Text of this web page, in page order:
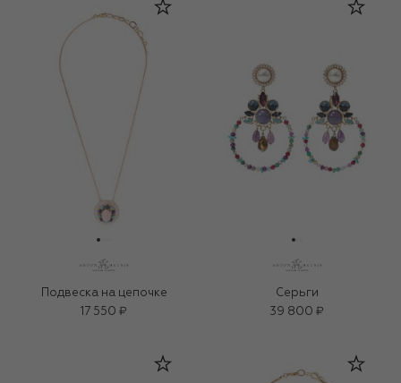
Подвеска на цепочке
17 550 ₽
Серьги
39 800 ₽